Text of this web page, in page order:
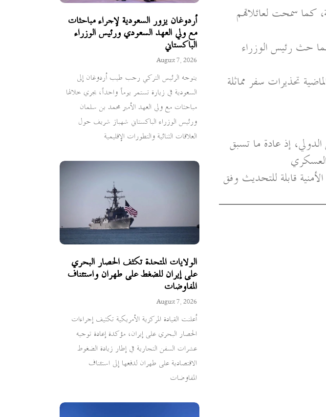
أردوغان يزور السعودية لإجراء مباحثات
مع ولي العهد السعودي ورئيس الوزراء
الباكستاني
August 7, 2026
يتوجه الرئيس التركي رجب طيب أردوغان إلى
السعودية في زيارة تستمر يوماً واحداً، يجري خلالها
مباحثات مع ولي العهد الأمير محمد بن سلمان
ورئيس الوزراء الباكستاني شهباز شريف حول
العلاقات الثنائية والتطورات الإقليمية
الولايات المتحدة تكثف الحصار البحري
على إيران للضغط على طهران واستئناف
المفاوضات
August 7, 2026
أعلنت القيادة المركزية الأمريكية تكثيف إجراءات
الحصار البحري على إيران، مؤكدة إعادة توجيه
عشرات السفن التجارية في إطار زيادة الضغوط
الاقتصادية على طهران لدفعها إلى استئناف
المفاوضات
كما سمحت لعائلاتهم
حث رئيس الوزراء
تحذيرات سفر مماثلة
إذ عادة ما تسبق
قابلة للتحديث وفق